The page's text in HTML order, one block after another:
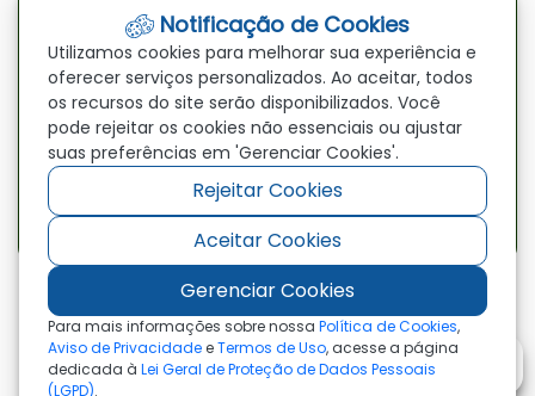
ouvidoria@paranatinga.mt.gov.br
Localização
Av. Brasil, 1900, Centro, Paranatinga/MT, 78870-000
Redes Sociais
Acessar
a
Rede
Social
Facebook
Acessar
a
Rede
Social
Youtube
Acessar
a
Rede
Social
©2026 - Prefeitura Municipal de Paranatinga - MT
- Todos os direitos reservados
Notificação de Cookies
Utilizamos cookies para melhorar sua experiência e
oferecer serviços personalizados. Ao aceitar, todos
os recursos do site serão disponibilizados. Você
pode rejeitar os cookies não essenciais ou ajustar
suas preferências em 'Gerenciar Cookies'.
Rejeitar Cookies
Aceitar Cookies
Gerenciar Cookies
Para mais informações sobre nossa Política de Cookies,
Aviso de PrivacidadeeTermos de Uso, acesse a página
dedicada à Lei Geral de Proteção de Dados Pessoais
(LGPD).